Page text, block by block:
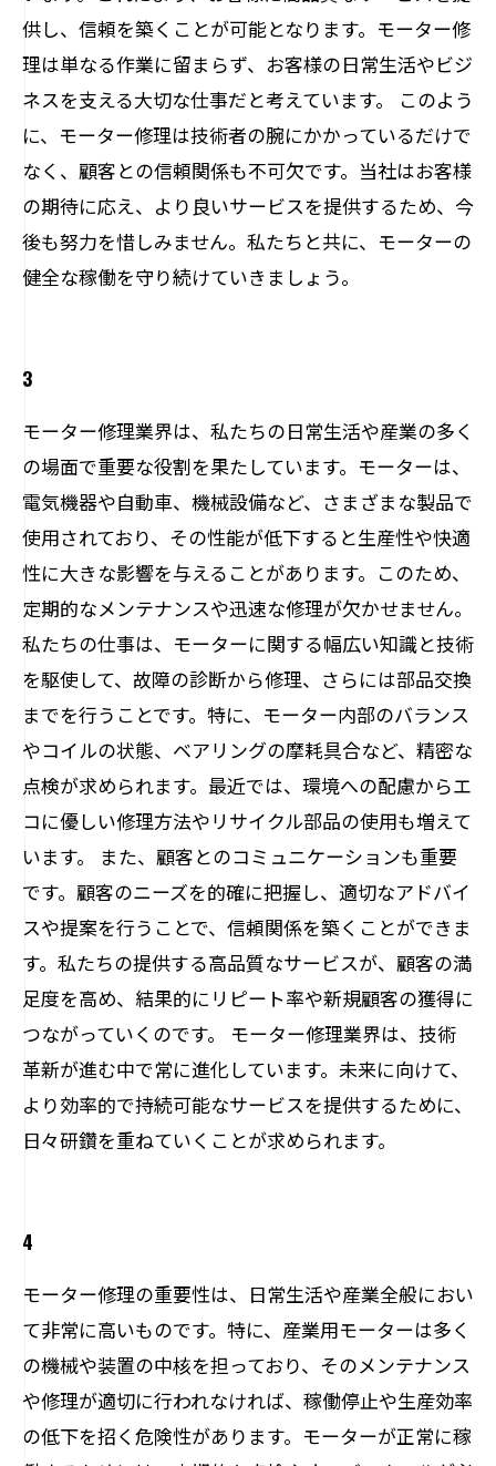
供し、信頼を築くことが可能となります。モーター修
理は単なる作業に留まらず、お客様の日常生活やビジ
ネスを支える大切な仕事だと考えています。 このよう
に、モーター修理は技術者の腕にかかっているだけで
なく、顧客との信頼関係も不可欠です。当社はお客様
の期待に応え、より良いサービスを提供するため、今
後も努力を惜しみません。私たちと共に、モーターの
健全な稼働を守り続けていきましょう。
3
モーター修理業界は、私たちの日常生活や産業の多く
の場面で重要な役割を果たしています。モーターは、
電気機器や自動車、機械設備など、さまざまな製品で
使用されており、その性能が低下すると生産性や快適
性に大きな影響を与えることがあります。このため、
定期的なメンテナンスや迅速な修理が欠かせません。
私たちの仕事は、モーターに関する幅広い知識と技術
を駆使して、故障の診断から修理、さらには部品交換
までを行うことです。特に、モーター内部のバランス
やコイルの状態、ベアリングの摩耗具合など、精密な
点検が求められます。最近では、環境への配慮からエ
コに優しい修理方法やリサイクル部品の使用も増えて
います。 また、顧客とのコミュニケーションも重要
です。顧客のニーズを的確に把握し、適切なアドバイ
スや提案を行うことで、信頼関係を築くことができま
す。私たちの提供する高品質なサービスが、顧客の満
足度を高め、結果的にリピート率や新規顧客の獲得に
つながっていくのです。 モーター修理業界は、技術
革新が進む中で常に進化しています。未来に向けて、
より効率的で持続可能なサービスを提供するために、
日々研鑽を重ねていくことが求められます。
4
モーター修理の重要性は、日常生活や産業全般におい
て非常に高いものです。特に、産業用モーターは多く
の機械や装置の中核を担っており、そのメンテナンス
や修理が適切に行われなければ、稼働停止や生産効率
の低下を招く危険性があります。モーターが正常に稼